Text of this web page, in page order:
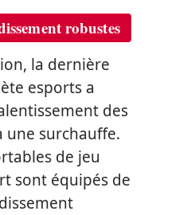
robustes
la dernière
esports a
des
une surchauffe.
de jeu
sont équipés de